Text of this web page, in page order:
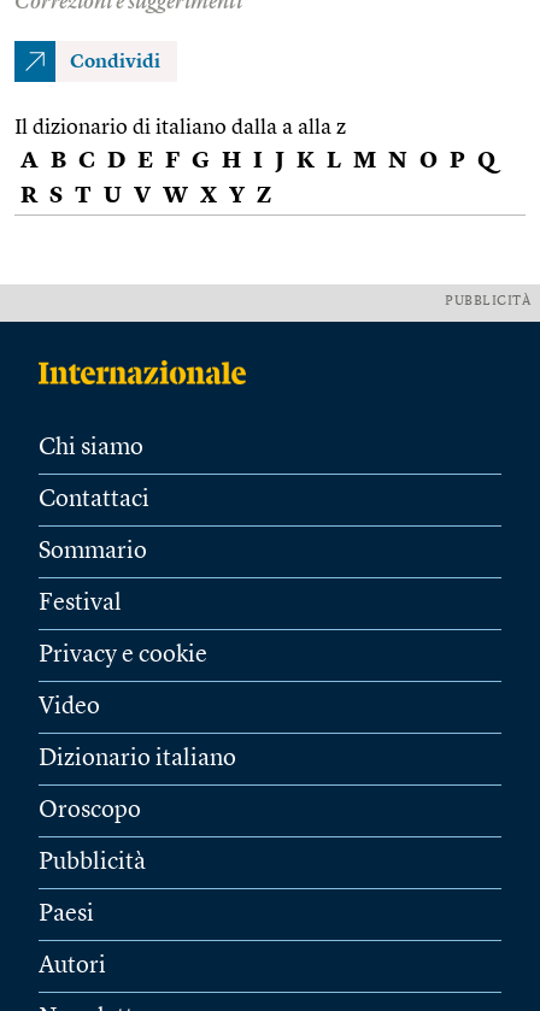
Condividi
Il dizionario di italiano dalla a alla z
A B C D E F G H I J K L M N O P Q
R S T U V W X Y Z
PUBBLICITÀ
Chi siamo
Contattaci
Sommario
Festival
Privacy e cookie
Video
Dizionario italiano
Oroscopo
Pubblicità
Paesi
Autori